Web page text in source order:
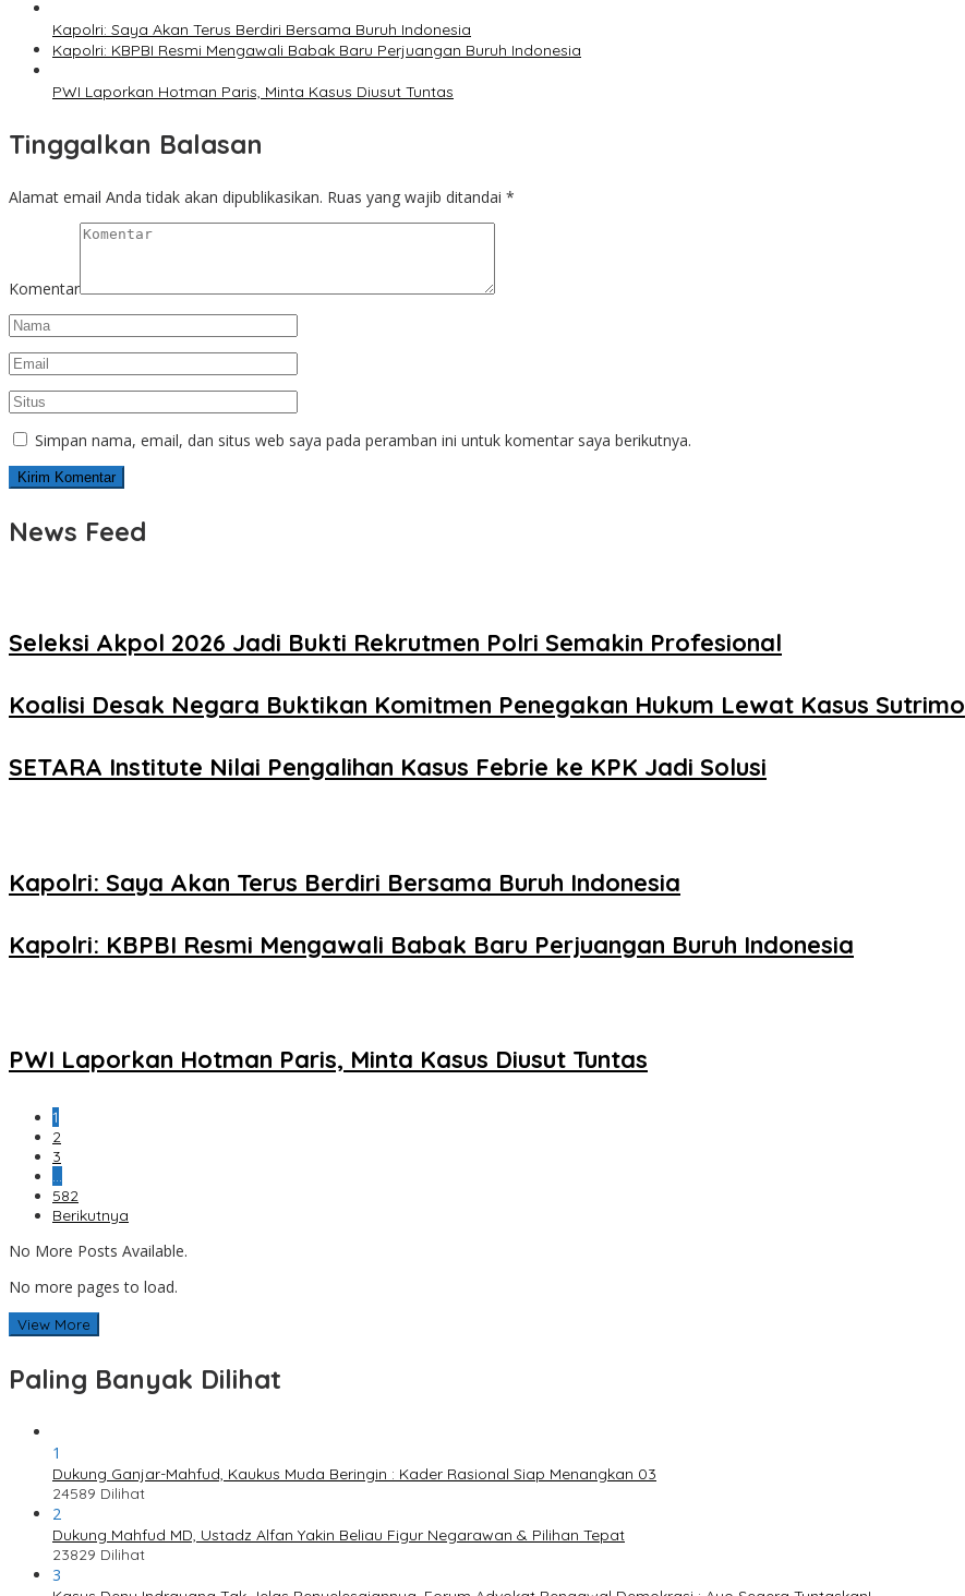
Kapolri: Saya Akan Terus Berdiri Bersama Buruh Indonesia
Kapolri: KBPBI Resmi Mengawali Babak Baru Perjuangan Buruh Indonesia
PWI Laporkan Hotman Paris, Minta Kasus Diusut Tuntas
Tinggalkan Balasan
Alamat email Anda tidak akan dipublikasikan. Ruas yang wajib ditandai *
Komentar
Simpan nama, email, dan situs web saya pada peramban ini untuk komentar saya berikutnya.
News Feed
Seleksi Akpol 2026 Jadi Bukti Rekrutmen Polri Semakin Profesional
Koalisi Desak Negara Buktikan Komitmen Penegakan Hukum Lewat Kasus Sutrimo
SETARA Institute Nilai Pengalihan Kasus Febrie ke KPK Jadi Solusi
Kapolri: Saya Akan Terus Berdiri Bersama Buruh Indonesia
Kapolri: KBPBI Resmi Mengawali Babak Baru Perjuangan Buruh Indonesia
PWI Laporkan Hotman Paris, Minta Kasus Diusut Tuntas
1
2
3
582
Berikutnya
No More Posts Available.
No more pages to load.
View More
Paling Banyak Dilihat
1
Dukung Ganjar-Mahfud, Kaukus Muda Beringin : Kader Rasional Siap Menangkan 03
24589 Dilihat
2
Dukung Mahfud MD, Ustadz Alfan Yakin Beliau Figur Negarawan & Pilihan Tepat
23829 Dilihat
3